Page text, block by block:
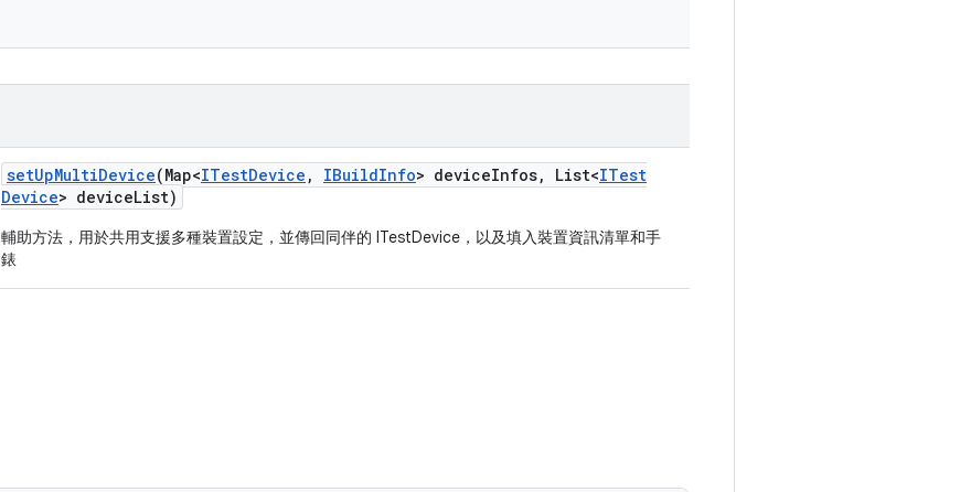
setUpMultiDevice(Map<ITestDevice , IBuildInfo> deviceInfos, List<ITest
Device> deviceList)
輔助方法，用於共用支援多種裝置設定，並傳回同伴的 ITestDevice，以及填入裝置資訊清單和手
錶